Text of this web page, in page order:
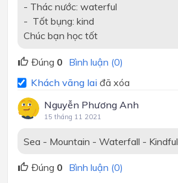
- Thác nước: waterful
- Tốt bụng: kind
Chúc bạn học tốt
Đúng 0 Bình luận (0)
Khách vãng lai đã xóa
Nguyễn Phương Anh
15 tháng 11 2021
Sea - Mountain - Waterfall - Kindful
Đúng 0 Bình luận (0)